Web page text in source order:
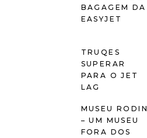
BAGAGEM DA
EASYJET
TRUQES
SUPERAR
PARA O JET
LAG
MUSEU RODIN
– UM MUSEU
FORA DOS